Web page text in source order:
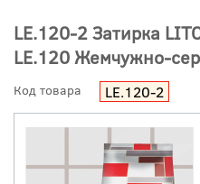
LE.120-2 Затирка
LE.120 Жемчужно-
Код товара LE.120-2